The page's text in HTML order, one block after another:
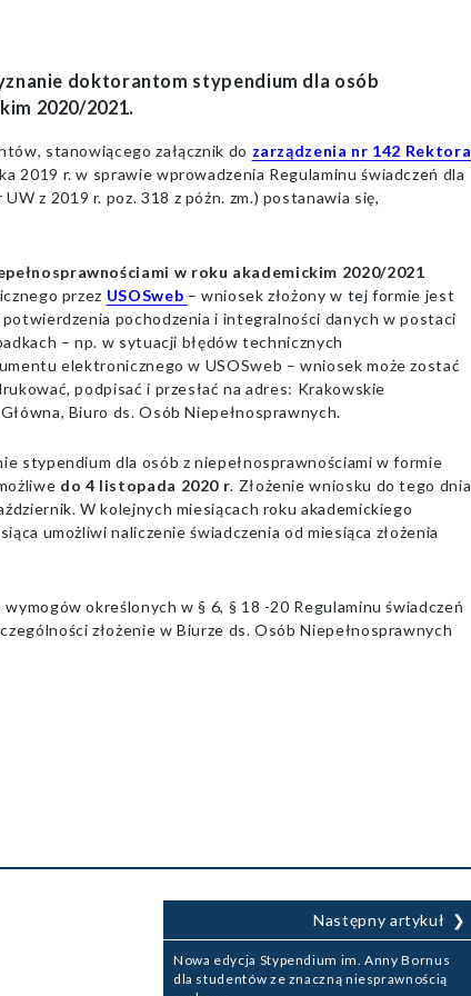
doktorantom stypendium dla osób
2020/2021.
stanowiącego załącznik do zarządzenia nr 142 Rektora
2019 r. w sprawie wprowadzenia Regulaminu świadczeń dla
z 2019 r. poz. 318 z późn. zm.) postanawia się,
w roku akademickim 2020/2021
przez USOSweb – wniosek złożony w tej formie jest
pochodzenia i integralności danych w postaci
– np. w sytuacji błędów technicznych
elektronicznego w USOSweb – wniosek może zostać
podpisać i przesłać na adres: Krakowskie
Biuro ds. Osób Niepełnosprawnych.
stypendium dla osób z niepełnosprawnościami w formie
do 4 listopada 2020 r. Złożenie wniosku do tego dnia
W kolejnych miesiącach roku akademickiego
umożliwi naliczenie świadczenia od miesiąca złożenia
określonych w § 6, § 18 -20 Regulaminu świadczeń
złożenie w Biurze ds. Osób Niepełnosprawnych
Następny artykuł
Nowa edycja Stypendium im. Anny Bornus
dla studentów ze znaczną niesprawnością